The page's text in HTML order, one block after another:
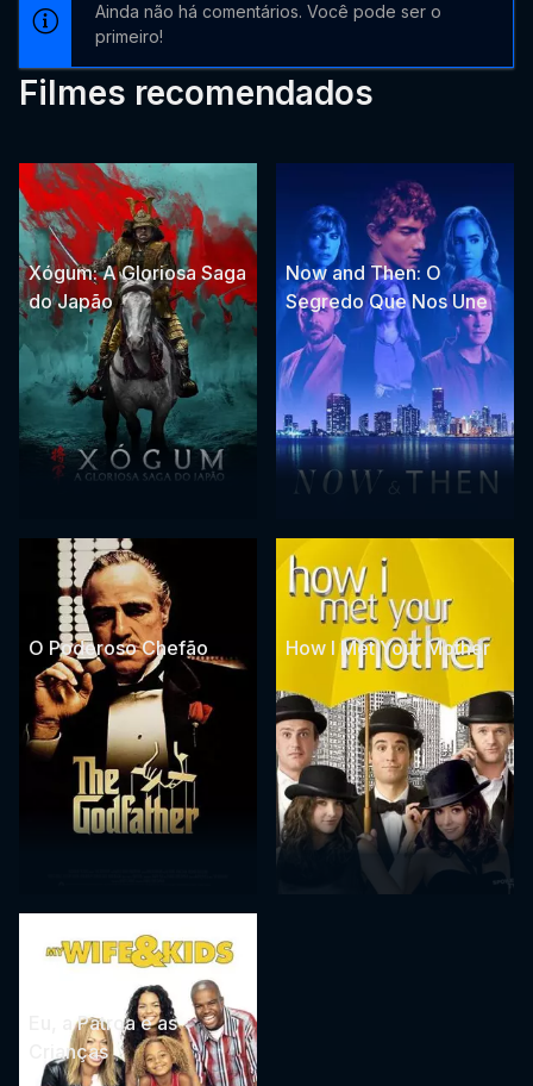
Ainda não há comentários. Você pode ser o
primeiro!
Filmes recomendados
Xógum: A Gloriosa Saga
do Japão
Now and Then: O
Segredo Que Nos Une
O Poderoso Chefão How I Met Your Mother
Eu, a Patroa e as
Crianças